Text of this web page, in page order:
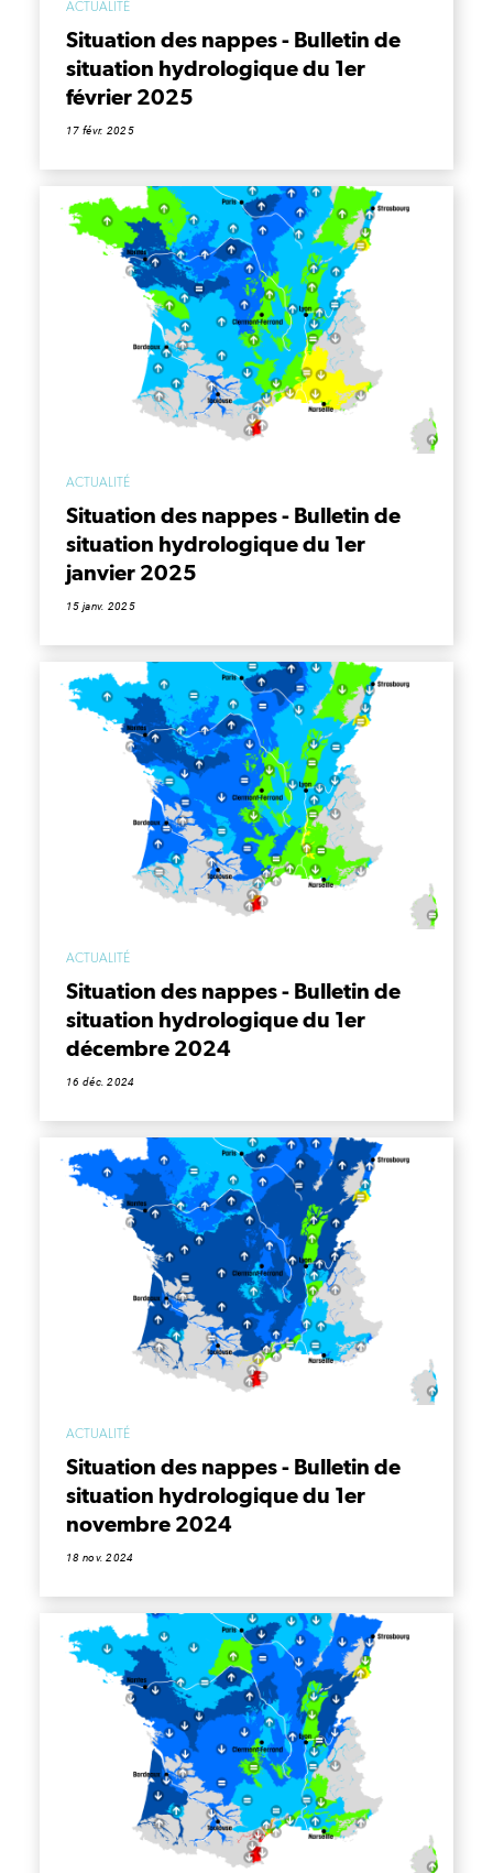
ACTUALITÉ
Situation des nappes - Bulletin de
situation hydrologique du 1er
février 2025
17 févr. 2025
ACTUALITÉ
Situation des nappes - Bulletin de
situation hydrologique du 1er
janvier 2025
15 janv. 2025
ACTUALITÉ
Situation des nappes - Bulletin de
situation hydrologique du 1er
décembre 2024
16 déc. 2024
ACTUALITÉ
Situation des nappes - Bulletin de
situation hydrologique du 1er
novembre 2024
18 nov. 2024